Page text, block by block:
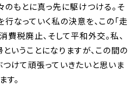
のもとに真っ先に駆けつける。そ
なっていく私の決意を、この「走
費税廃止、そして平和外交。私、
いうことになりますが、この間の
けて頑張っていきたいと思いま
す。